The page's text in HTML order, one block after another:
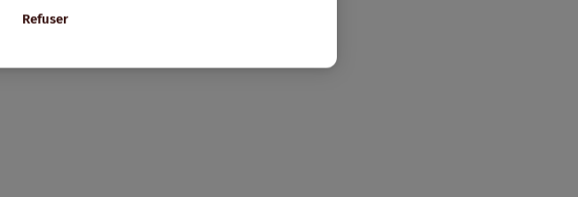
Refuser